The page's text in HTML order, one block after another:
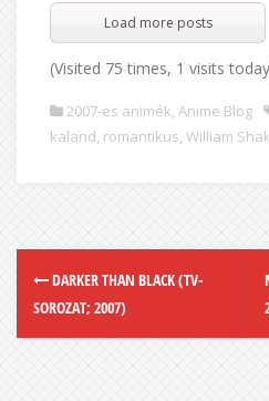
Load more posts
(Visited 75 times, 1 visits
2007-es animék, Anime Blog
kaland, romantikus, William
DARKER THAN BLACK (TV-
SOROZAT; 2007)